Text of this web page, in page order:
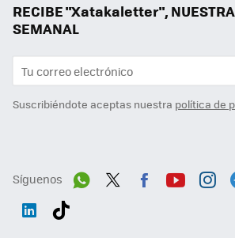
RECIBE "Xatakaletter", NUESTRA
SEMANAL
Suscribiéndote aceptas nuestra política de
Síguenos